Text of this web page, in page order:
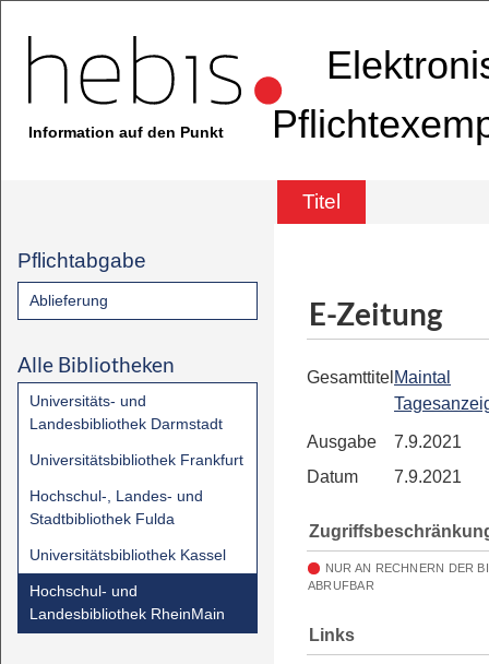
Information auf den Punkt
Titel
Pflichtabgabe
Ablieferung
Alle Bibliotheken
Universitäts- und
Landesbibliothek Darmstadt
Universitätsbibliothek Frankfurt
Hochschul-, Landes- und
Stadtbibliothek Fulda
Universitätsbibliothek Kassel
Hochschul- und
Landesbibliothek RheinMain
E-Zeitung
Gesamttitel Maintal
Ausgabe
7.9.2021
Datum
7.9.2021
NUR AN RECHNERN DER
ABRUFBAR
Links